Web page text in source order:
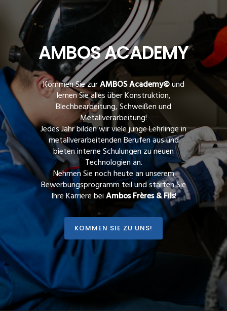
AMBOS ACADEMY
Kommen Sie zurAMBOS Academy©und
lernen Sie alles über Konstruktion,
Blechbearbeitung, Schweißen und
Metallverarbeitung!
Jedes Jahr bilden wir viele junge Lehrlinge in
metallverarbeitenden Berufen aus und
bieten interne Schulungen zu neuen
Technologien an.
Nehmen Sie noch heute an unserem
Bewerbungsprogramm teil und starten Sie
Ihre Karriere beiAmbos Frères & Fils!
KOMMEN SIE ZU UNS!